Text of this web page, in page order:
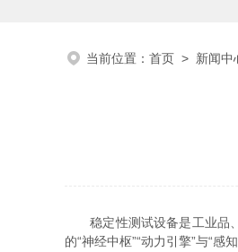
当前位置： 首页 > 新闻中
稳定性测试设备是工业品、
的“神经中枢”“动力引擎”与“